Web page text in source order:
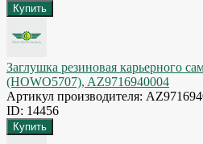
Заглушка резиновая карьерного
(HOWO5707), AZ9716940004
Артикул производителя:
ID: 14456